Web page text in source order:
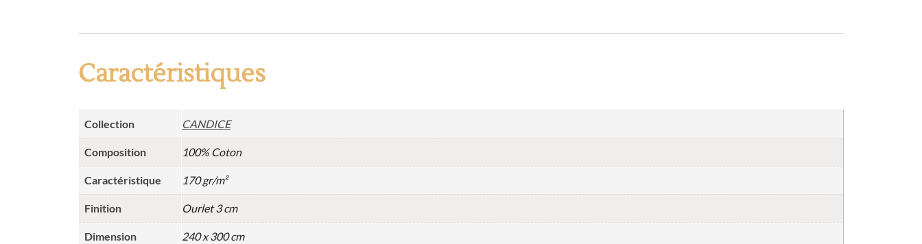
Caractéristiques
Collection CANDICE
Composition 100% Coton
Caractéristique 170 gr/m²
Finition Ourlet 3 cm
Dimension 240 x 300 cm